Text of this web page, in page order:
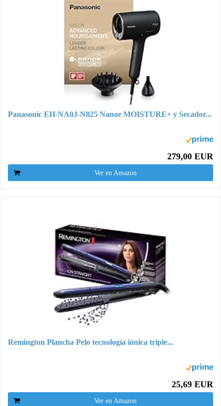
Panasonic EH-NA0J-N825 Nanoe MOISTURE+ y Secador...
279,00 EUR
Ver en Amazon
Remington Plancha Pelo tecnología iónica triple...
25,69 EUR
Ver en Amazon